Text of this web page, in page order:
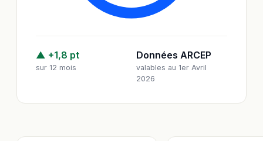
▲ +1,8 pt
sur 12 mois
Données ARCEP
valables au 1er Avril
2026